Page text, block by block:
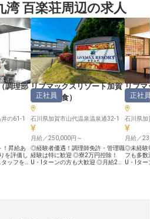
寛げる空
室メンテナ
ートホテ
、お客様
いをしま
部屋をき
客様への
にする大切
なたの細
が、お客
す。 一
供しまし
中の短
児、趣味
は1,060
次第で昇
。未経験
るよう、
いたしま
休二日制
切にで
境です。
やりがい
で、お客様が心ゆくまで寛げる空間
づくりに貢献しませんか。清掃スタ
ッフは、お客様が最初に触れる客室
の清潔さ、そして大浴場などの公共
スペースの美しさを保つ大切な役割
を担います。あなたの丁寧な仕事
が、お客様の旅の思い出をより一層
輝かせ、深い感動と安らぎを提供し
ます。おもてなしの心を込めて、お
客様に最高の時間をお届けしましょ
う。 ーー【働きやすさを追求した
環境で自分らしく輝く】 当施設で
は、スタッフ一人ひとりが安心して
長く働ける環境を大切にしていま
す。勤務時間は10:00～14:30まで
の短時間で、ご家庭との両立やプラ
イベートの時間も大切にできます。
週1日から週5日まで、あなたの希
望に合わせた柔軟なシフト調整が可
能ですので、無理なく働けます。時
給は1,200円からスタートし、日々
の頑張りは昇給でしっかりと評価。
通勤手当も支給され、安心して通勤
いただけます。 ※2026年01月06日
る空間づ
清掃業務
「清潔
一つひ
様にとっ
温かいお
いただけ
史ある
へと繋
事です。 ーー【あなたのライフス
タイルに
館では、
尊重し
ます。週
能ですの
ベートと
す。扶養
も、お気
1,100円
当も別途
でも丁寧
心して新
さい。
湾 百楽荘周辺の求人
調理部
の61-1
！昇給あ
を評価し
ッフをお
リブマックスリゾート加賀
山代（和食）
正社員
石川県加賀市山代温泉温泉通32-1
月給／250,000円～
◎経験者優遇！調理師免許・管理職
経験は特に歓迎 ◎寮2万円控除！
U・Iターンの方も大歓迎 ◎月給27
リブマ
山代（
正社員
石川県加
月給／
◎未経験
フも多
U・Iタ